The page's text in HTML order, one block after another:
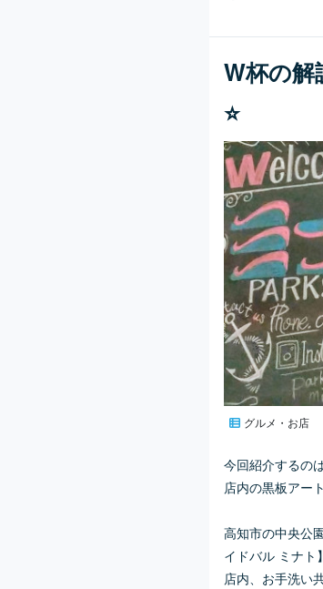
W杯の
⭐
グルメ・お店
今回紹介するのは
店内の黒板アー
高知市の中央公
イドバル ミナト
店内、お手洗い